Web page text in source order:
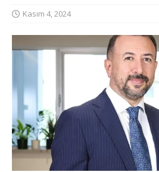
Kasım 4, 2024